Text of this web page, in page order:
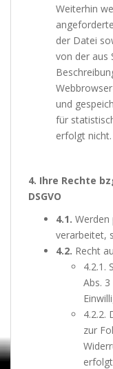
Weiterhin
der Datei
von der aus
und
für
erfolgt nicht.
4. Ihre Rechte
DSGVO
4.1. Werden
verarbeitet,
4.2. Recht
4.2.1.
Abs.
4.2.2.
zur